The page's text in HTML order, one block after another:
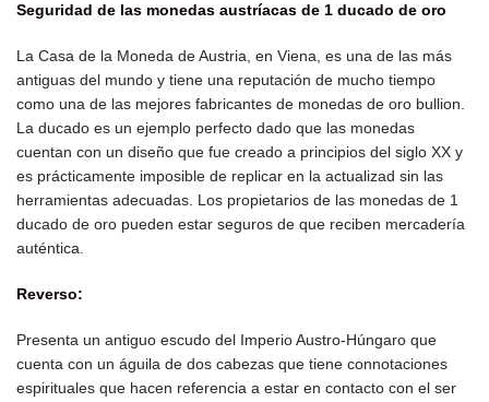
Seguridad de las monedas austríacas de 1 ducado de oro
La Casa de la Moneda de Austria, en Viena, es una de las más
antiguas del mundo y tiene una reputación de mucho tiempo
como una de las mejores fabricantes de monedas de oro bullion.
La ducado es un ejemplo perfecto dado que las monedas
cuentan con un diseño que fue creado a principios del siglo XX y
es prácticamente imposible de replicar en la actualizad sin las
herramientas adecuadas. Los propietarios de las monedas de 1
ducado de oro pueden estar seguros de que reciben mercadería
auténtica.
Reverso:
Presenta un antiguo escudo del Imperio Austro-Húngaro que
cuenta con un águila de dos cabezas que tiene connotaciones
espirituales que hacen referencia a estar en contacto con el ser